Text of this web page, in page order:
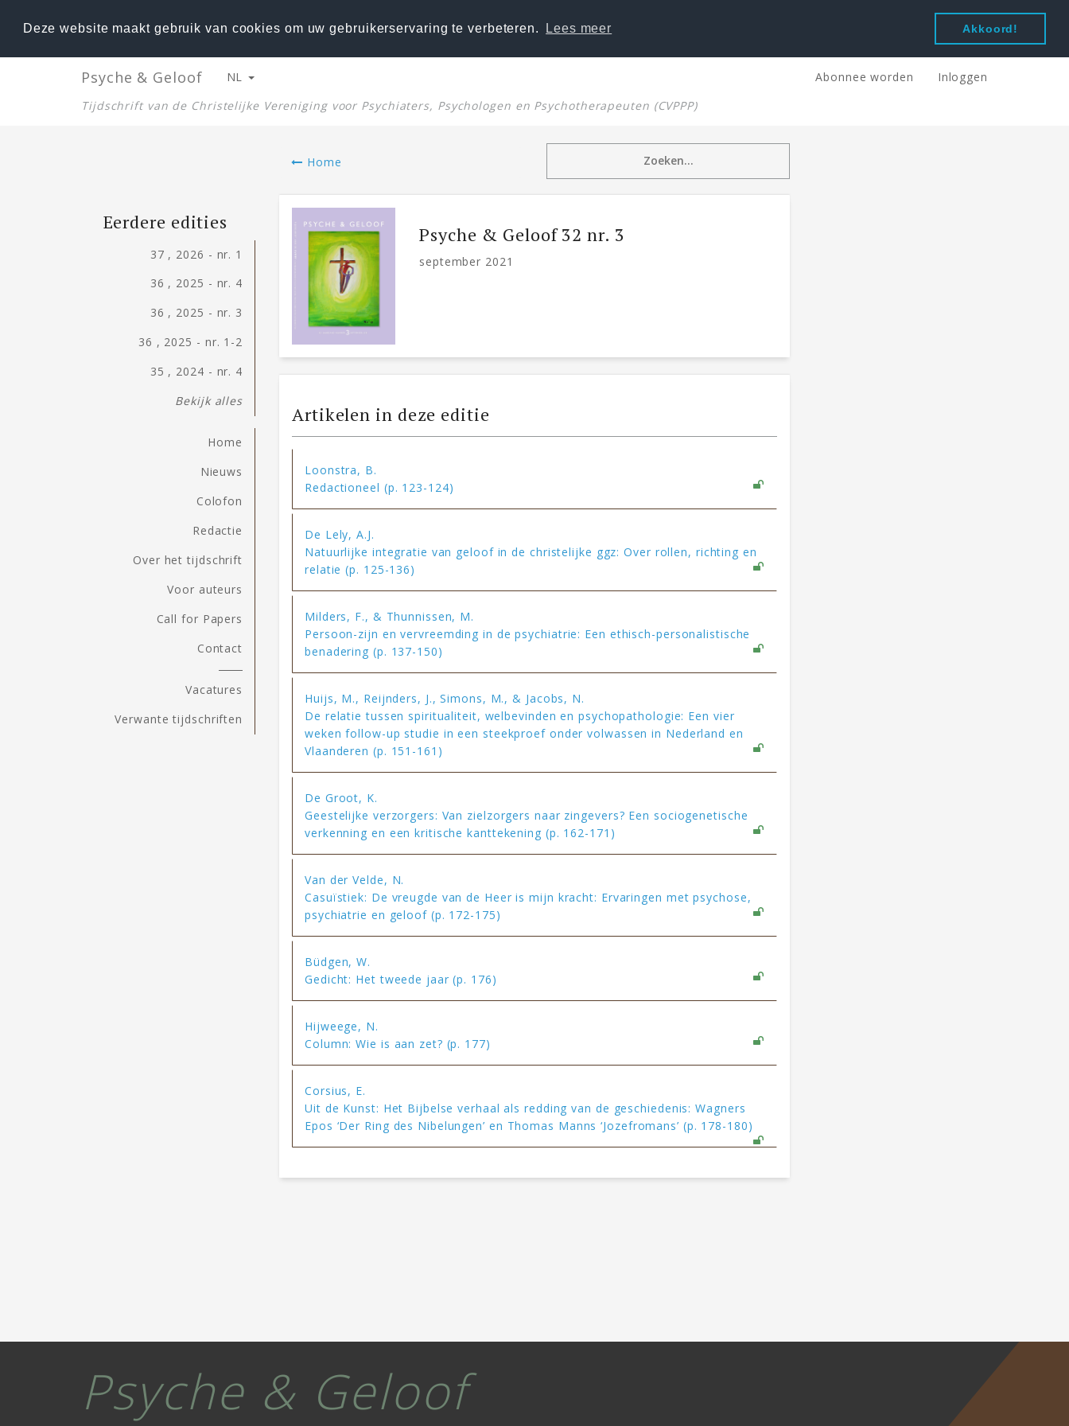
Deze website maakt gebruik van cookies om uw gebruikerservaring te verbeteren. Lees meer Akkoord!
Psyche & Geloof NL Abonnee worden
Inloggen
Tijdschrift van de Christelijke Vereniging voor Psychiaters, Psychologen en Psychotherapeuten (CVPPP)
Home
Eerdere edities
37 , 2026 - nr. 1
36 , 2025 - nr. 4
36 , 2025 - nr. 3
36 , 2025 - nr. 1-2
35 , 2024 - nr. 4
Bekijk alles
Home
Nieuws
Colofon
Redactie
Over het tijdschrift
Voor auteurs
Call for Papers
Contact
Vacatures
Verwante tijdschriften
Psyche & Geloof 32 nr. 3
september 2021
Artikelen in deze editie
Loonstra, B.
Redactioneel (p. 123-124)
De Lely, A.J.
Natuurlijke integratie van geloof in de christelijke ggz: Over rollen, richting en
relatie (p. 125-136)
Milders, F., & Thunnissen, M.
Persoon-zijn en vervreemding in de psychiatrie: Een ethisch-personalistische
benadering (p. 137-150)
Huijs, M., Reijnders, J., Simons, M., & Jacobs, N.
De relatie tussen spiritualiteit, welbevinden en psychopathologie: Een vier
weken follow-up studie in een steekproef onder volwassen in Nederland en
Vlaanderen (p. 151-161)
De Groot, K.
Geestelijke verzorgers: Van zielzorgers naar zingevers? Een sociogenetische
verkenning en een kritische kanttekening (p. 162-171)
Van der Velde, N.
Casuïstiek: De vreugde van de Heer is mijn kracht: Ervaringen met psychose,
psychiatrie en geloof (p. 172-175)
Büdgen, W.
Gedicht: Het tweede jaar (p. 176)
Hijweege, N.
Column: Wie is aan zet? (p. 177)
Corsius, E.
Uit de Kunst: Het Bijbelse verhaal als redding van de geschiedenis: Wagners
Epos ‘Der Ring des Nibelungen’ en Thomas Manns ‘Jozefromans’ (p. 178-180)
Psyche & Geloof